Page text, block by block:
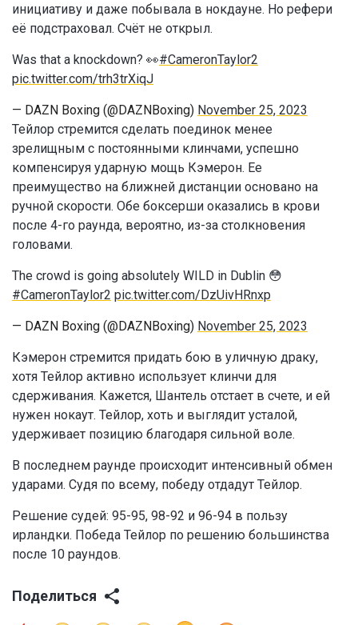
инициативу и даже побывала в нокдауне. Но рефери
её подстраховал. Счёт не открыл.
Was that a knockdown? 👀#CameronTaylor2
pic.twitter.com/trh3trXiqJ
— DAZN Boxing (@DAZNBoxing) November 25, 2023
Тейлор стремится сделать поединок менее
зрелищным с постоянными клинчами, успешно
компенсируя ударную мощь Кэмерон. Ее
преимущество на ближней дистанции основано на
ручной скорости. Обе боксерши оказались в крови
после 4-го раунда, вероятно, из-за столкновения
головами.
The crowd is going absolutely WILD in Dublin 😳
#CameronTaylor2 pic.twitter.com/DzUivHRnxp
— DAZN Boxing (@DAZNBoxing) November 25, 2023
Кэмерон стремится придать бою в уличную драку,
хотя Тейлор активно использует клинчи для
сдерживания. Кажется, Шантель отстает в счете, и ей
нужен нокаут. Тейлор, хоть и выглядит усталой,
удерживает позицию благодаря сильной воле.
В последнем раунде происходит интенсивный обмен
ударами. Судя по всему, победу отдадут Тейлор.
Решение судей: 95-95, 98-92 и 96-94 в пользу
ирландки. Победа Тейлор по решению большинства
после 10 раундов.
Поделиться